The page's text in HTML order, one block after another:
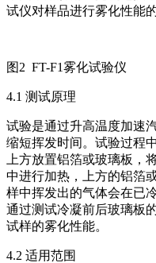
试仪对样品进行雾化性能的
图2 FT-F1雾化试验仪
4.1 测试原理
试验是通过升高温度加速
缩短挥发时间。试验过程
上方放置铝箔或玻璃板，
中进行加热，上方的铝箔
样中挥发出的气体会在已
通过测试冷凝前后玻璃板
试样的雾化性能。
4.2 适用范围